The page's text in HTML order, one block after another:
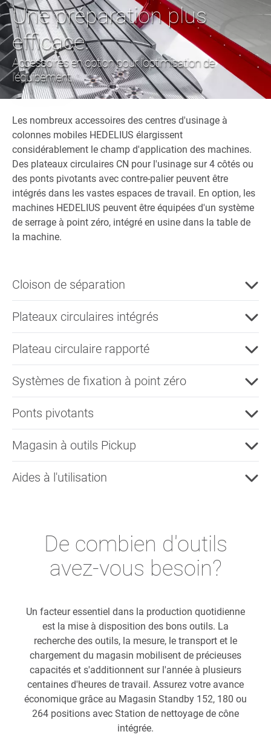
Une préparation plus
efficace.
Accessoires en option pour l'optimisation de
l'équipement.
Les nombreux accessoires des centres d'usinage à
colonnes mobiles HEDELIUS élargissent
considérablement le champ d'application des machines.
Des plateaux circulaires CN pour l'usinage sur 4 côtés ou
des ponts pivotants avec contre-palier peuvent être
intégrés dans les vastes espaces de travail. En option, les
machines HEDELIUS peuvent être équipées d'un système
de serrage à point zéro, intégré en usine dans la table de
la machine.
Cloison de séparation
Plateaux circulaires intégrés
Plateau circulaire rapporté
Systèmes de fixation à point zéro
Ponts pivotants
Magasin à outils Pickup
Aides à l'utilisation
De combien d'outils
avez-vous besoin?
Un facteur essentiel dans la production quotidienne
est la mise à disposition des bons outils. La
recherche des outils, la mesure, le transport et le
chargement du magasin mobilisent de précieuses
capacités et s'additionnent sur l'année à plusieurs
centaines d'heures de travail. Assurez votre avance
économique grâce au Magasin Standby 152, 180 ou
264 positions avec Station de nettoyage de cône
intégrée.